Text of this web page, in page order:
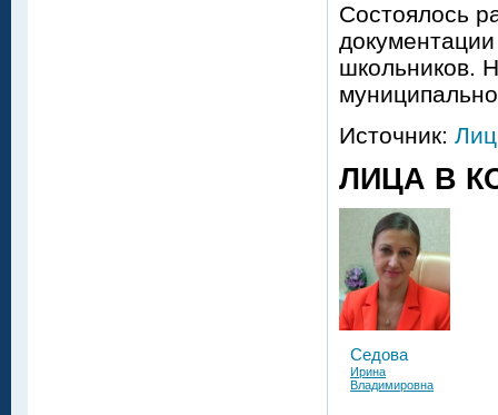
Состоялось
школьников.
Источник:
ЛИЦА В
Седова
Ирина
Владимировна